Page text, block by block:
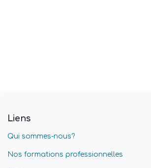
Liens
Qui sommes-nous?
Nos formations professionnelles